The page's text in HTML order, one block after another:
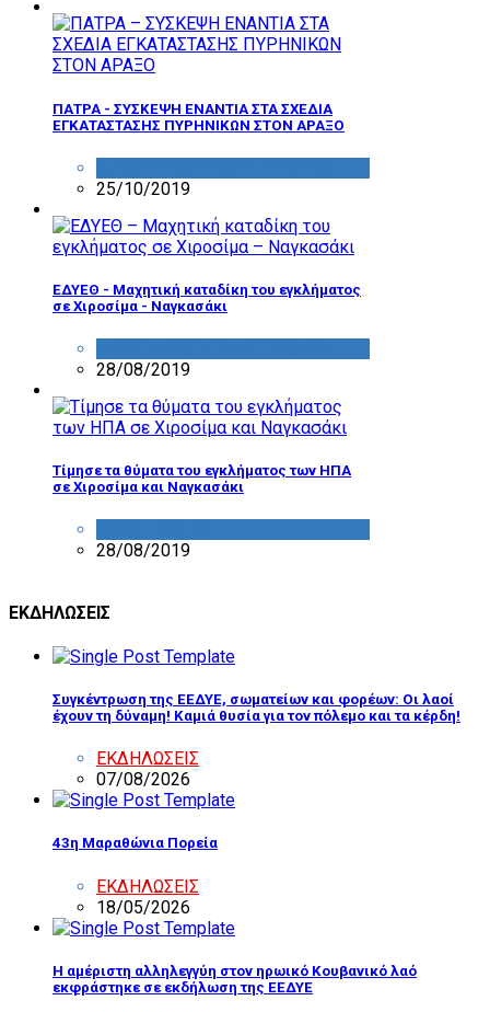
ΠΑΤΡΑ - ΣΥΣΚΕΨΗ ΕΝΑΝΤΙΑ ΣΤΑ ΣΧΕΔΙΑ
ΕΓΚΑΤΑΣΤΑΣΗΣ ΠΥΡΗΝΙΚΩΝ ΣΤΟΝ ΑΡΑΞΟ
25/10/2019
ΕΔΥΕΘ - Μαχητική καταδίκη του εγκλήματος
σε Χιροσίμα - Ναγκασάκι
28/08/2019
Τίμησε τα θύματα του εγκλήματος των ΗΠΑ
σε Χιροσίμα και Ναγκασάκι
28/08/2019
ΕΚΔΗΛΩΣΕΙΣ
Συγκέντρωση της ΕΕΔΥΕ, σωματείων και φορέων: Οι λαοί
έχουν τη δύναμη! Καμιά θυσία για τον πόλεμο και τα κέρδη!
ΕΚΔΗΛΩΣΕΙΣ
07/08/2026
43η Μαραθώνια Πορεία
ΕΚΔΗΛΩΣΕΙΣ
18/05/2026
Η αμέριστη αλληλεγγύη στον ηρωικό Κουβανικό λαό
εκφράστηκε σε εκδήλωση της ΕΕΔΥΕ